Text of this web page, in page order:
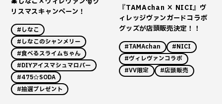
リスマスキャンペーン！
#しなこ
#しなこのシャンメリー
#食べるスライムちゃん
#DIYアイスマシュマロバー
#475☆SODA
#抽選プレゼント
『TAMAchan × NICI』ヴ
ィレッジヴァンガードコラボ
グッズが店頭販売決定！！
#TAMAchan
#NICI
#ヴィレヴァンコラボ
#VV限定
#店頭販売